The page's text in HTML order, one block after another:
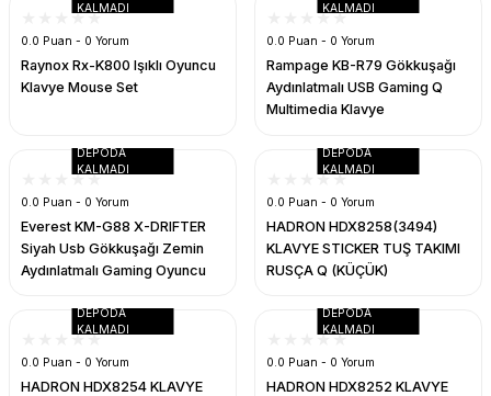
KALMADI
0.0 Puan - 0 Yorum
Raynox Rx-K800 Işıklı Oyuncu
Klavye Mouse Set
KALMADI
0.0 Puan - 0 Yorum
Rampage KB-R79 Gökkuşağı
Aydınlatmalı USB Gaming Q
Multimedia Klavye
DEPODA
KALMADI
0.0 Puan - 0 Yorum
Everest KM-G88 X-DRIFTER
Siyah Usb Gökkuşağı Zemin
Aydınlatmalı Gaming Oyuncu
DEPODA
KALMADI
0.0 Puan - 0 Yorum
HADRON HDX8258(3494)
KLAVYE STICKER TUŞ TAKIMI
RUSÇA Q (KÜÇÜK)
DEPODA
KALMADI
0.0 Puan - 0 Yorum
HADRON HDX8254 KLAVYE
DEPODA
KALMADI
0.0 Puan - 0 Yorum
HADRON HDX8252 KLAVYE